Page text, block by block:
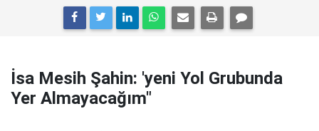
İsa Mesih Şahin: 'yeni Yol Grubunda
Yer Almayacağım"